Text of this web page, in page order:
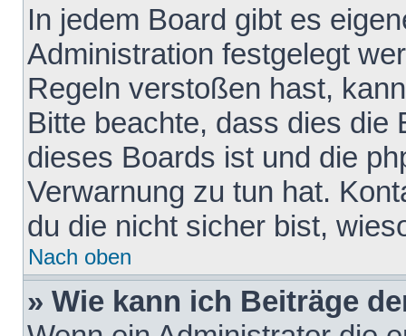
In jedem Board gibt es
Administration festgelegt
Regeln verstoßen hast,
Bitte beachte, dass dies die
dieses Boards ist und die
Verwarnung zu tun hat.
du die nicht sicher bist,
Nach oben
» Wie kann ich Beiträge